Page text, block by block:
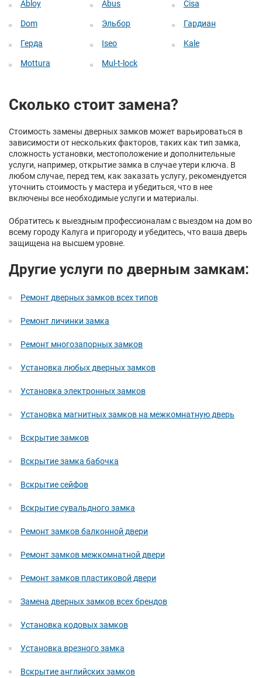
Abloy Abus Cisa
Dom Эльбор Гардиан
Герда Iseo Kale
Mottura Mul-t-lock
Сколько стоит замена?
Стоимость замены дверных замков может варьироваться в
зависимости от нескольких факторов, таких как тип замка,
сложность установки, местоположение и дополнительные
услуги, например, открытие замка в случае утери ключа. В
любом случае, перед тем, как заказать услугу, рекомендуется
уточнить стоимость у мастера и убедиться, что в нее
включены все необходимые услуги и материалы.
Обратитесь к выездным профессионалам с выездом на дом во
всему городу Калуга и пригороду и убедитесь, что ваша дверь
защищена на высшем уровне.
Другие услуги по дверным замкам:
Ремонт дверных замков всех типов
Ремонт личинки замка
Ремонт многозапорных замков
Установка любых дверных замков
Установка электронных замков
Установка магнитных замков на межкомнатную дверь
Вскрытие замков
Вскрытие замка бабочка
Вскрытие сейфов
Вскрытие сувальдного замка
Ремонт замков балконной двери
Ремонт замков межкомнатной двери
Ремонт замков пластиковой двери
Замена дверных замков всех брендов
Установка кодовых замков
Установка врезного замка
Вскрытие английских замков